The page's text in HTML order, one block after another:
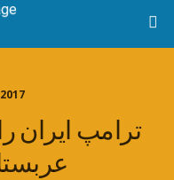
ترامپ ایران